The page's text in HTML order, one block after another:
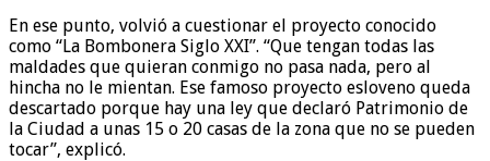
En ese punto, volvió a cuestionar el proyecto conocido
como “La Bombonera Siglo XXI”. “Que tengan todas las
maldades que quieran conmigo no pasa nada, pero al
hincha no le mientan. Ese famoso proyecto esloveno queda
descartado porque hay una ley que declaró Patrimonio de
la Ciudad a unas 15 o 20 casas de la zona que no se pueden
tocar”, explicó.